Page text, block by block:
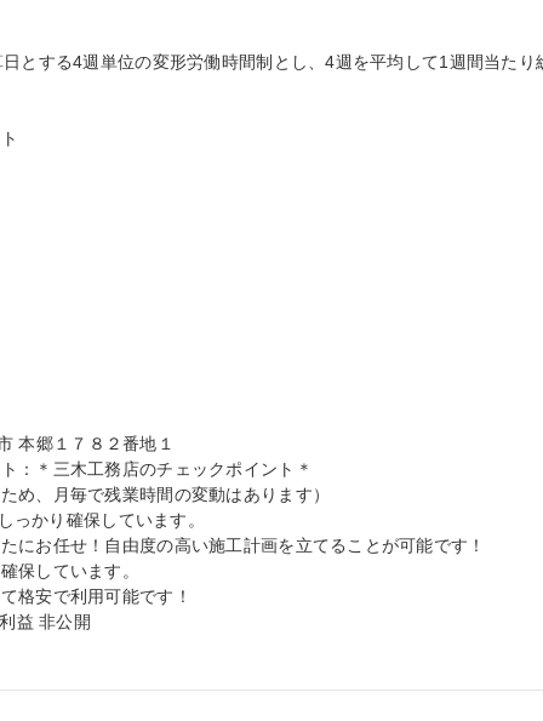
とする4週単位の変形労働時間制とし、4週を平均して1週間当たり
本郷１７８２番地１
：＊三木工務店のチェックポイント＊
め、月毎で残業時間の変動はあります）
かり確保しています。
にお任せ！自由度の高い施工計画を立てることが可能です！
保しています。
格安で利用可能です！
益 非公開